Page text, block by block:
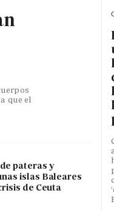
que el
pateras y
islas Baleares
de Ceuta